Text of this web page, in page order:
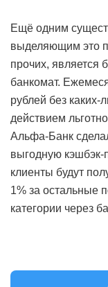
Ещё одним
выделяющим это
прочих, является
банкомат.
рублей без
действием
Альфа-Банк
выгодную кэшбэк-
клиенты будут
1% за остальные
категории через